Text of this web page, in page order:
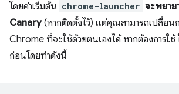
โดยค่าเริ่มต้น chrome-launcher จะพยา
Canary(หากติดตั้งไว้) แต่คุณสามารถเปลี่ยน
Chrome ที่จะใช้ด้วยตนเองได้ หากต้องการใ
ก่อนโดยทำดังนี้